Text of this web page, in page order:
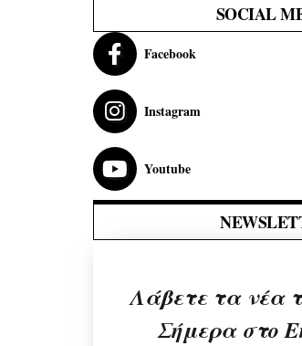
SOCIAL
Facebook
Instagram
Youtube
Λάβετε τα νέα
Σήμερα στο